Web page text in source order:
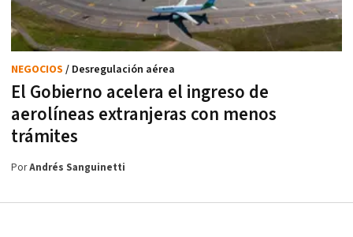
El Gobierno acelera el ingreso de
aerolíneas extranjeras con menos
trámites
NEGOCIOS / Desregulación aérea
PorAndrés Sanguinetti